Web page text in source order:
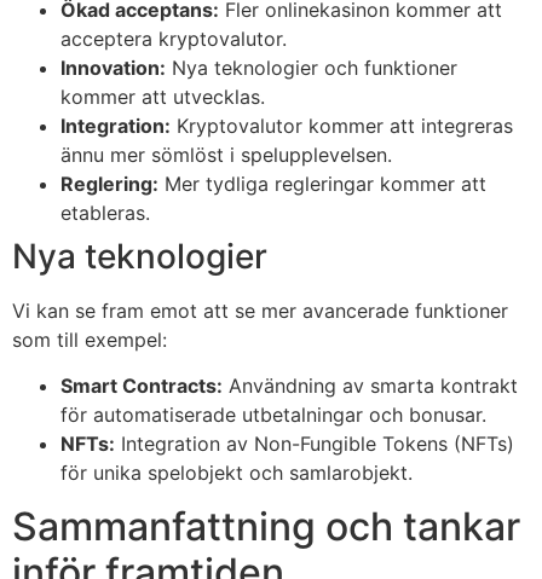
Ökad acceptans: Fler onlinekasinon kommer att
acceptera kryptovalutor.
Innovation: Nya teknologier och funktioner
kommer att utvecklas.
Integration: Kryptovalutor kommer att integreras
ännu mer sömlöst i spelupplevelsen.
Reglering: Mer tydliga regleringar kommer att
etableras.
Nya teknologier
Vi kan se fram emot att se mer avancerade funktioner
som till exempel:
Smart Contracts: Användning av smarta kontrakt
för automatiserade utbetalningar och bonusar.
NFTs: Integration av Non-Fungible Tokens (NFTs)
för unika spelobjekt och samlarobjekt.
Sammanfattning och tankar